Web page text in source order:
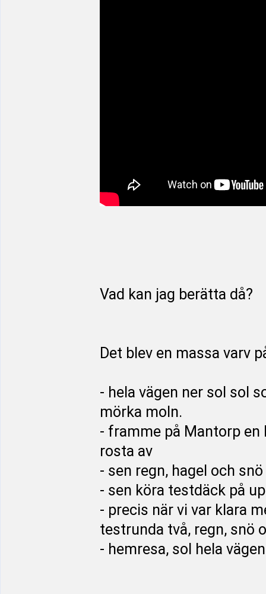
Vad kan jag berätta då?
Det blev en massa varv
- hela vägen ner sol sol
mörka moln.
- framme på Mantorp
rosta av
- sen regn, hagel och snö
- sen köra testdäck på
- precis när vi var klara
testrunda två, regn, snö
- hemresa, sol hela